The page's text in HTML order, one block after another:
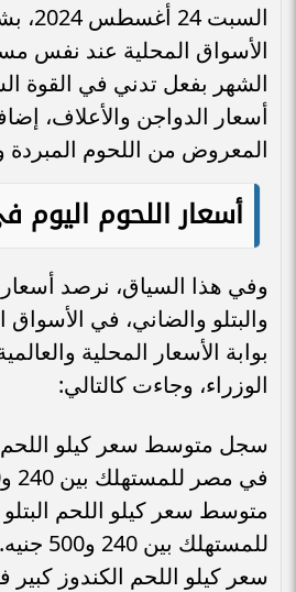
الأسواق المحلية عند نفس
الشهر بفعل تدني في القوة
أسعار الدواجن والأعلاف،
المعروض من اللحوم المبردة
أسعار اللحوم اليوم
وفي هذا السياق، نرصد أسعار
والبتلو والضاني، في
بوابة الأسعار المحلية
الوزراء، وجاءت كالتالي:
سجل متوسط سعر كيلو اللحم
متوسط سعر كيلو اللحم
سعر كيلو اللحم الكندوز